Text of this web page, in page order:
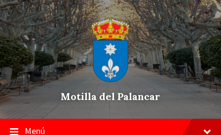
Skip
to
content
Saltar
a
la
navegación
principal
Saltar
a
pie
de
página
Motilla del Palancar
Menú